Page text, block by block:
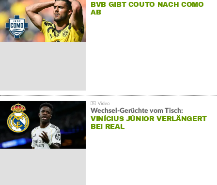
BVB GIBT COUTO NACH COMO
AB
Wechsel-Gerüchte vom Tisch:
VINÍCIUS JÚNIOR VERLÄNGERT
BEI REAL